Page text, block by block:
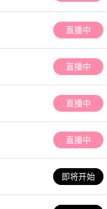
直播中
直播中
直播中
直播中
即将开始